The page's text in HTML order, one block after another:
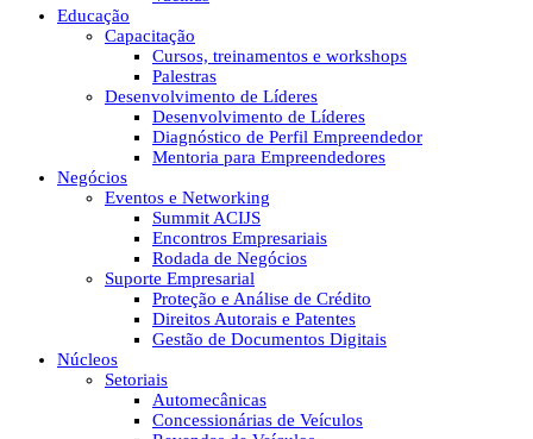
Educação
Capacitação
Cursos, treinamentos e workshops
Palestras
Desenvolvimento de Líderes
Desenvolvimento de Líderes
Diagnóstico de Perfil Empreendedor
Mentoria para Empreendedores
Negócios
Eventos e Networking
Summit ACIJS
Encontros Empresariais
Rodada de Negócios
Suporte Empresarial
Proteção e Análise de Crédito
Direitos Autorais e Patentes
Gestão de Documentos Digitais
Núcleos
Setoriais
Automecânicas
Concessionárias de Veículos